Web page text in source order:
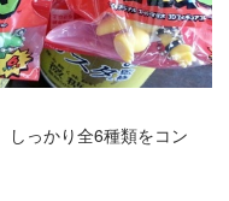
しっかり全6種類をコン